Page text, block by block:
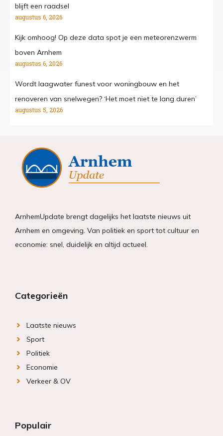
blijft een raadsel
augustus 6, 2026
Kijk omhoog! Op deze data spot je een meteorenzwerm
boven Arnhem
augustus 6, 2026
Wordt laagwater funest voor woningbouw en het
renoveren van snelwegen? ‘Het moet niet te lang duren’
augustus 5, 2026
ArnhemUpdate brengt dagelijks het laatste nieuws uit
Arnhem en omgeving. Van politiek en sport tot cultuur en
economie: snel, duidelijk en altijd actueel.
Categorieën
Laatste nieuws
Sport
Politiek
Economie
Verkeer & OV
Populair